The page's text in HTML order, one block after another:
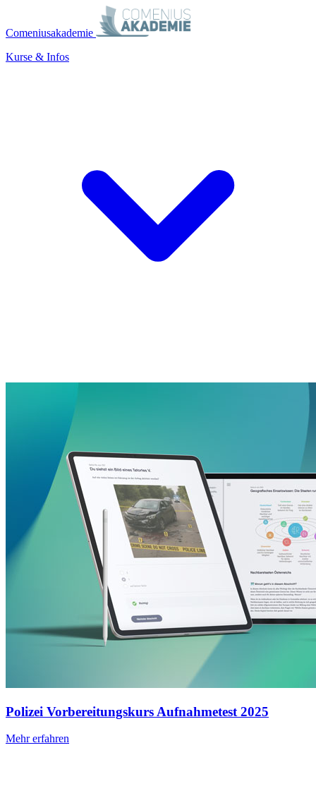
Comeniusakademie
Kurse & Infos
Polizei Vorbereitungskurs Aufnahmetest 2025
Mehr erfahren